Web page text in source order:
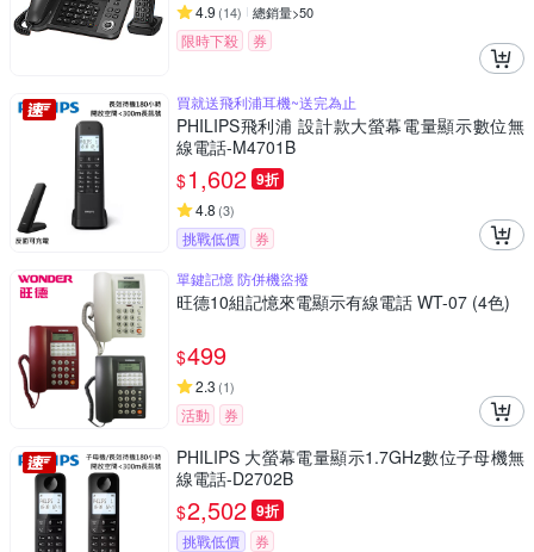
4.9 (14) 總銷量>50
限時下殺 券
買就送飛利浦耳機~送完為止
PHILIPS飛利浦 設計款大螢幕電量顯示數位無
線電話-M4701B
$1,602 9折
4.8 (3)
挑戰低價
券
單鍵記憶 防併機盜撥
旺德10組記憶來電顯示有線電話 WT-07 (4色)
$499
2.3 (1)
活動 券
PHILIPS 大螢幕電量顯示1.7GHz數位子母機無
線電話-D2702B
$2,502 9折
挑戰低價 券